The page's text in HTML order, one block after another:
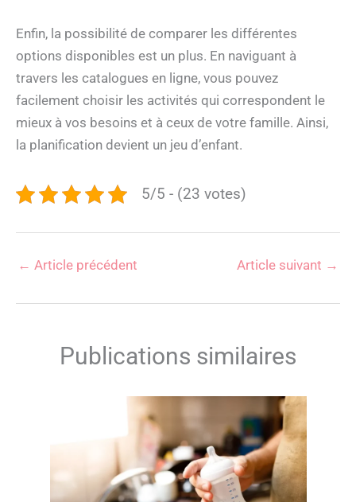
Enfin, la possibilité de comparer les différentes
options disponibles est un plus. En naviguant à
travers les catalogues en ligne, vous pouvez
facilement choisir les activités qui correspondent le
mieux à vos besoins et à ceux de votre famille. Ainsi,
la planification devient un jeu d’enfant.
5/5 - (23 votes)
← Article précédent Article suivant →
Publications similaires